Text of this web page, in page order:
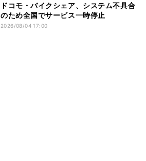
ドコモ・バイクシェア、システム不具合
のため全国でサービス一時停止
2026/08/04 17:00